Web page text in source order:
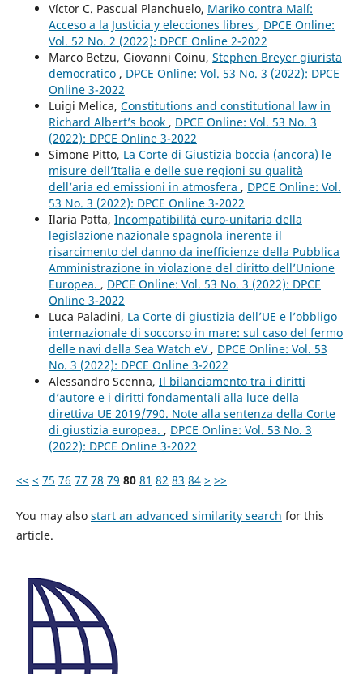
Víctor C. Pascual Planchuelo, Mariko contra Malí:
Acceso a la Justicia y elecciones libres , DPCE Online:
Vol. 52 No. 2 (2022): DPCE Online 2-2022
Marco Betzu, Giovanni Coinu, Stephen Breyer giurista
democratico , DPCE Online: Vol. 53 No. 3 (2022): DPCE
Online 3-2022
Luigi Melica, Constitutions and constitutional law in
Richard Albert’s book , DPCE Online: Vol. 53 No. 3
(2022): DPCE Online 3-2022
Simone Pitto, La Corte di Giustizia boccia (ancora) le
misure dell’Italia e delle sue regioni su qualità
dell’aria ed emissioni in atmosfera , DPCE Online: Vol.
53 No. 3 (2022): DPCE Online 3-2022
Ilaria Patta, Incompatibilità euro-unitaria della
legislazione nazionale spagnola inerente il
risarcimento del danno da inefficienze della Pubblica
Amministrazione in violazione del diritto dell’Unione
Europea. , DPCE Online: Vol. 53 No. 3 (2022): DPCE
Online 3-2022
Luca Paladini, La Corte di giustizia dell’UE e l’obbligo
internazionale di soccorso in mare: sul caso del fermo
delle navi della Sea Watch eV , DPCE Online: Vol. 53
No. 3 (2022): DPCE Online 3-2022
Alessandro Scenna, Il bilanciamento tra i diritti
d’autore e i diritti fondamentali alla luce della
direttiva UE 2019/790. Note alla sentenza della Corte
di giustizia europea. , DPCE Online: Vol. 53 No. 3
(2022): DPCE Online 3-2022
<< < 75 76 77 78 79 80 81 82 83 84 > >>
You may also start an advanced similarity search for this
article.